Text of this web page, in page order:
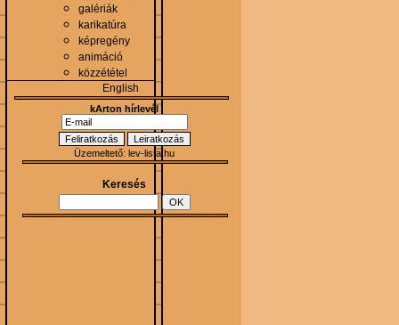
galériák
karikatúra
képregény
animáció
közzététel
English
kArton hírlevél
Üzemeltető: lev-lista.hu
Keresés